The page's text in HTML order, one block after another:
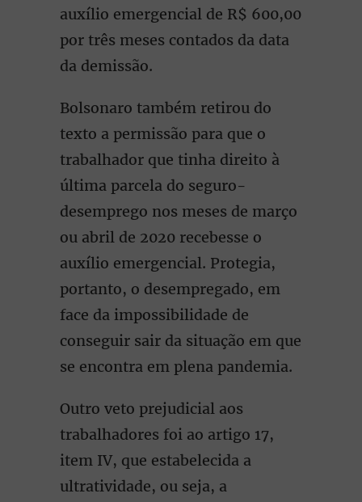
auxílio emergencial de R$ 600,00
por três meses contados da data
da demissão.
Bolsonaro também retirou do
texto a permissão para que o
trabalhador que tinha direito à
última parcela do seguro-
desemprego nos meses de março
ou abril de 2020 recebesse o
auxílio emergencial. Protegia,
portanto, o desempregado, em
face da impossibilidade de
conseguir sair da situação em que
se encontra em plena pandemia.
Outro veto prejudicial aos
trabalhadores foi ao artigo 17,
item IV, que estabelecida a
ultratividade, ou seja, a